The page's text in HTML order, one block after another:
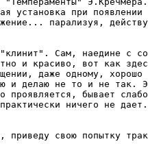
установка при
парализуя,
Сам, наедине с
и красиво, вот как
даже одному,
и делаю не то и не так.
проявляется, бывает
ничего не дает.
приведу свою попытку